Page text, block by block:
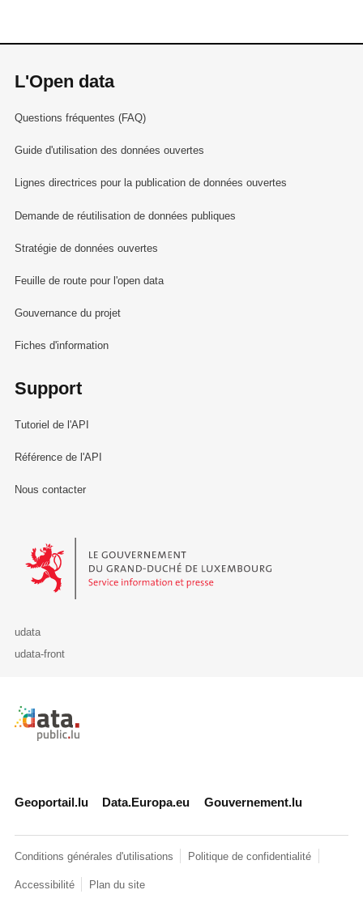
L'Open data
Questions fréquentes (FAQ)
Guide d'utilisation des données ouvertes
Lignes directrices pour la publication de données ouvertes
Demande de réutilisation de données publiques
Stratégie de données ouvertes
Feuille de route pour l'open data
Gouvernance du projet
Fiches d'information
Support
Tutoriel de l'API
Référence de l'API
Nous contacter
Le Gouvernement du Grand-Duché de Luxembourg - Service
udata
udata-front
Retour à l'accueil de data.public.lu
Geoportail.lu Data.Europa.eu Gouvernement.lu
Conditions générales d'utilisations Politique de confidentialité
Accessibilité Plan du site